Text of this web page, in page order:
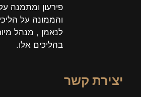
פירעון ומתמנה
והממונה על
לנאמן , מנהל
בהליכים אלו.
יצירת קשר